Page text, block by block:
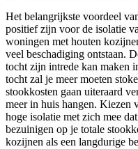
Het belangrijkste voordeel
positief zijn voor de isolatie
woningen met houten
veel beschadiging ontstaan.
tocht zijn intrede kan maken
tocht zal je meer moeten
stookkosten gaan uiteraard
meer in huis hangen. Kiezen
hoge isolatie met zich mee
bezuinigen op je totale
kozijnen als een langdurige